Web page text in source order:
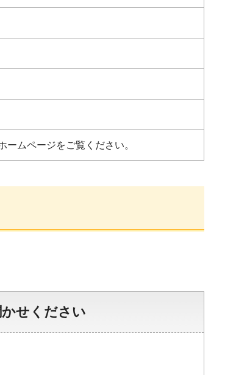
ムページをご覧ください。
せください